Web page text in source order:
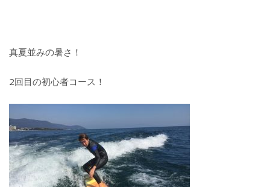
真夏並みの暑さ！
2回目の初心者コース！